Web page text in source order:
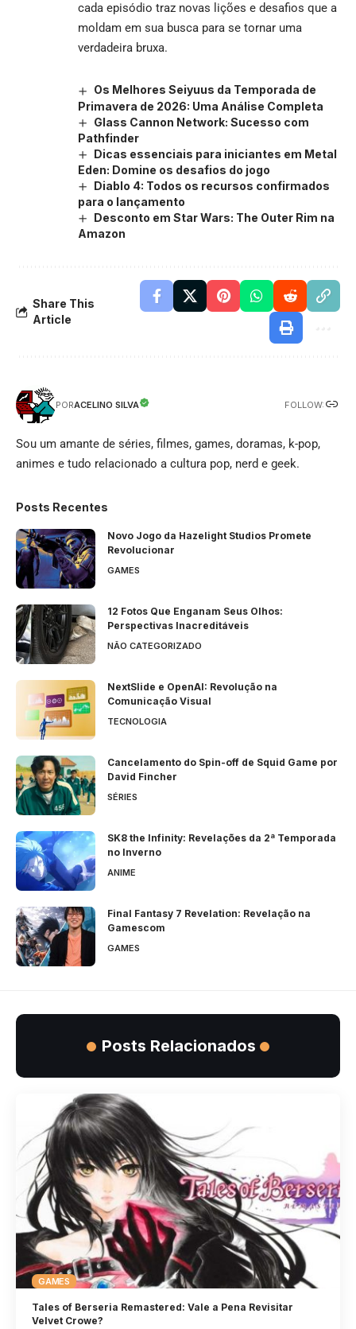
cada episódio traz novas lições e desafios que a
moldam em sua busca para se tornar uma
verdadeira bruxa.
Os Melhores Seiyuus da Temporada de
Primavera de 2026: Uma Análise Completa
Glass Cannon Network: Sucesso com
Pathfinder
Dicas essenciais para iniciantes em Metal
Eden: Domine os desafios do jogo
Diablo 4: Todos os recursos confirmados
para o lançamento
Desconto em Star Wars: The Outer Rim na
Amazon
Share This
Article
PORACELINO SILVA FOLLOW:
Sou um amante de séries, filmes, games, doramas, k-pop,
animes e tudo relacionado a cultura pop, nerd e geek.
Posts Recentes
Novo Jogo da Hazelight Studios Promete
Revolucionar
GAMES
12 Fotos Que Enganam Seus Olhos:
Perspectivas Inacreditáveis
NÃO CATEGORIZADO
NextSlide e OpenAI: Revolução na
Comunicação Visual
TECNOLOGIA
Cancelamento do Spin-off de Squid Game por
David Fincher
SÉRIES
SK8 the Infinity: Revelações da 2ª Temporada
no Inverno
ANIME
Final Fantasy 7 Revelation: Revelação na
Gamescom
GAMES
Posts Relacionados
GAMES
Tales of Berseria Remastered: Vale a Pena Revisitar
Velvet Crowe?